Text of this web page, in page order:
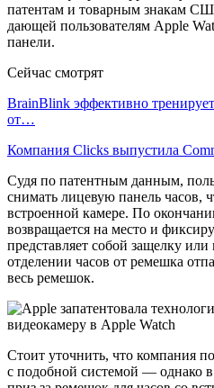
патентам и товарным знакам
дающей пользователям Apple
панели.
Сейчас смотрят
BrainBlink эффективно
от…
Компания Clicks выпустила
Судя по патентным данным,
снимать лицевую панель часов,
встроенной камере. По
возвращается на место и
представляет собой защелку
отделении часов от ремешка
весь ремешок.
Стоит уточнить, что компания
с подобной системой — однако